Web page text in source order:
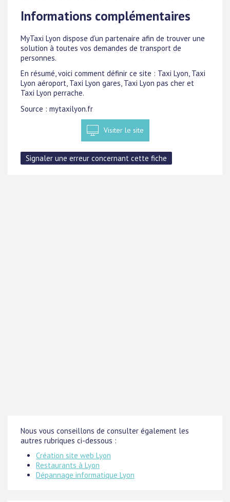
Informations complémentaires
MyTaxi Lyon dispose d'un partenaire afin de trouver une
solution à toutes vos demandes de transport de
personnes.
En résumé, voici comment définir ce site : Taxi Lyon, Taxi
Lyon aéroport, Taxi Lyon gares, Taxi Lyon pas cher et
Taxi Lyon perrache.
Source : mytaxilyon.fr
Visiter le site
Nous vous conseillons de consulter également les
autres rubriques ci-dessous :
Création site web Lyon
Restaurants à Lyon
Dépannage informatique Lyon